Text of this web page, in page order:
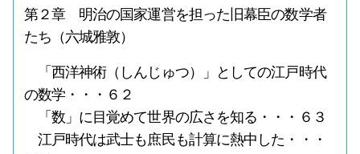
第２章 明治の国家運営を担った旧幕臣の数学者
たち（六城雅敦）
「西洋神術（しんじゅつ）」としての江戸時代
の数学・・・６２
「数」に目覚めて世界の広さを知る・・・６３
江戸時代は武士も庶民も計算に熱中した・・・